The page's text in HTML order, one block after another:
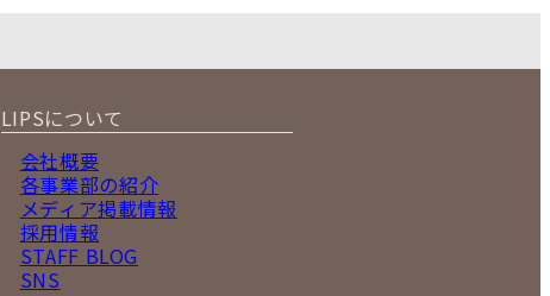
LIPSについて
会社概要
各事業部の紹介
メディア掲載情報
採用情報
STAFF BLOG
SNS